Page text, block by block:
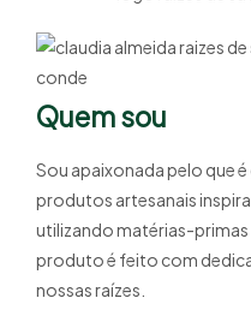
Quem sou
Sou apaixonada pelo que
produtos artesanais
utilizando matérias-
produto é feito com
nossas raízes.